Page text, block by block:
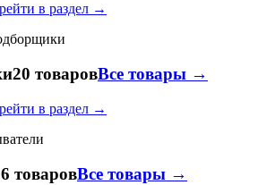
в раздел →
20 товаровВсе товары →
в раздел →
товаровВсе товары →